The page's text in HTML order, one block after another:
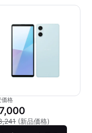
¥149,800
価格
ァービッシュ品の価格：
(新品価格)